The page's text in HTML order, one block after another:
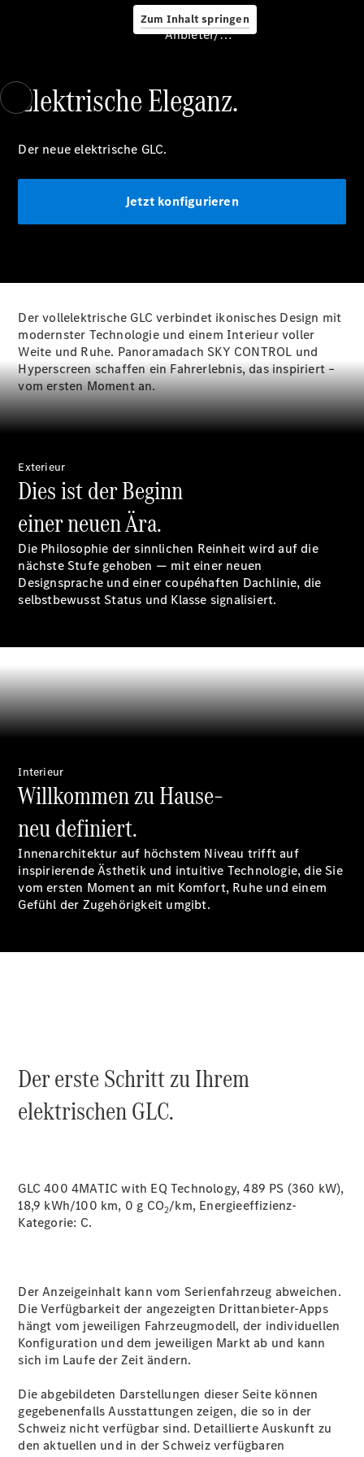
Zum Inhalt springen
Service &
Servicetermin
buchen
Digitale
laden
Unfallhilfe
Räder &
Reifen
Wartung,
Reparatur
&
Garantie
Service &
Rückrufe
Ersatzteile
Accessories
Digitale
Broschüre
Fahrzeugzubehör
Collection
Betriebsanleitungen
Standorte &
Öffnungszeiten
Kontaktformular
Servicetermin
Anbieter/Datenschutz
Elektrische Eleganz.
Der neue elektrische GLC.
Jetzt konfigurieren
Der vollelektrische GLC verbindet ikonisches Design mit
modernster Technologie und einem Interieur voller
Weite und Ruhe. Panoramadach SKY CONTROL und
Hyperscreen schaffen ein Fahrerlebnis, das inspiriert –
vom ersten Moment an.
Exterieur
Dies ist der Beginn
einer neuen Ära.
Die Philosophie der sinnlichen Reinheit wird auf die
nächste Stufe gehoben — mit einer neuen
Designsprache und einer coupéhaften Dachlinie, die
selbstbewusst Status und Klasse signalisiert.
Interieur
Willkommen zu Hause–
neu definiert.
Innenarchitektur auf höchstem Niveau trifft auf
inspirierende Ästhetik und intuitive Technologie, die Sie
vom ersten Moment an mit Komfort, Ruhe und einem
Gefühl der Zugehörigkeit umgibt.
Der erste Schritt zu Ihrem
elektrischen GLC.
GLC 400 4MATIC with EQ Technology, 489 PS (360 kW),
18,9 kWh/100 km, 0 g CO2/km, Energieeffizienz-
Kategorie: C.
Der Anzeigeinhalt kann vom Serienfahrzeug abweichen.
Die Verfügbarkeit der angezeigten Drittanbieter-Apps
hängt vom jeweiligen Fahrzeugmodell, der individuellen
Konfiguration und dem jeweiligen Markt ab und kann
sich im Laufe der Zeit ändern.
Die abgebildeten Darstellungen dieser Seite können
gegebenenfalls Ausstattungen zeigen, die so in der
Schweiz nicht verfügbar sind. Detaillierte Auskunft zu
den aktuellen und in der Schweiz verfügbaren